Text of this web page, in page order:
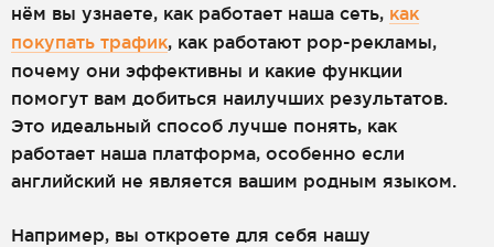
нём вы узнаете, как работает наша сеть, как
покупать трафик, как работают pop-рекламы,
почему они эффективны и какие функции
помогут вам добиться наилучших результатов.
Это идеальный способ лучше понять, как
работает наша платформа, особенно если
английский не является вашим родным языком.
Например, вы откроете для себя нашу